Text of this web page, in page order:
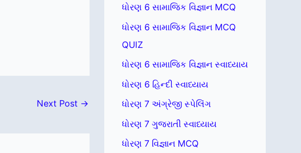
Next Post →
ધોરણ 6 સામાજિક વિજ્ઞાન MCQ
ધોરણ 6 સામાજિક વિજ્ઞાન MCQ
QUIZ
ધોરણ 6 સામાજિક વિજ્ઞાન સ્વાધ્યાય
ધોરણ 6 હિન્દી સ્વાધ્યાય
ધોરણ 7 અંગ્રેજી સ્પેલિંગ
ધોરણ 7 ગુજરાતી સ્વાધ્યાય
ધોરણ 7 વિજ્ઞાન MCQ